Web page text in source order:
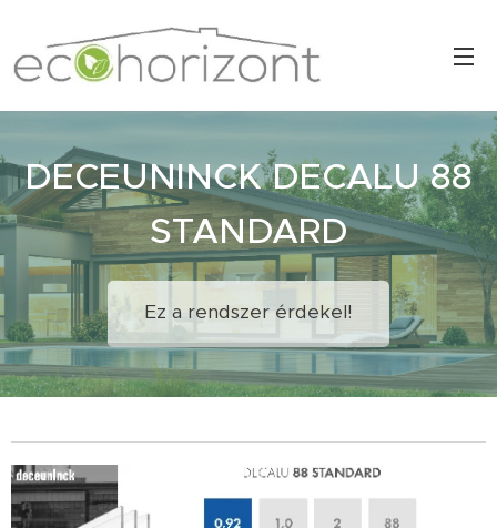
DECEUNINCK DECALU 88
STANDARD
Ez a rendszer érdekel!